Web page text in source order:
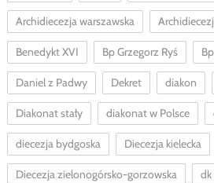
Archidiecezja warszawska
Benedykt XVI Bp Grzegorz Ryś
Daniel z Padwy Dekret diakon
Diakonat stały diakonat w Polsce
diecezja bydgoska Diecezja kielecka
Diecezja zielonogórsko-gorzowska dk